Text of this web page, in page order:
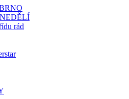
rád